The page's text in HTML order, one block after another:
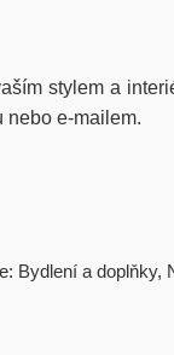
stylem a
nebo e-mailem.
Bydlení a doplňky,